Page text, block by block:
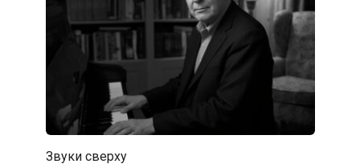
Звуки сверху